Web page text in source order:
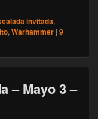
– Julio 7 – Tipo
invitada,
, Warhammer | 9
– Mayo 3 –